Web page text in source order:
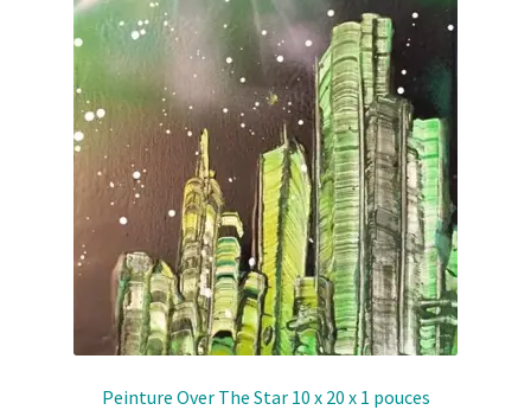
Peinture Over The Star 10 x 20 x 1 pouces